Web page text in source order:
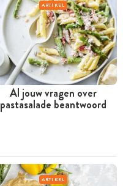
ARTIKEL
Al jouw vragen over
pastasalade beantwoord
ARTIKEL